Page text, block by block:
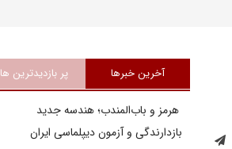
آخرین خبرها پر بازدیدترین ها
هرمز و باب‌المندب؛ هندسه جدید
بازدارندگی و آزمون دیپلماسی ایران